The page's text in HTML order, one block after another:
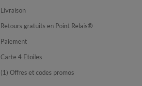
Livraison
Retours gratuits en Point Relais®
Paiement
Carte 4 Etoiles
(1) Offres et codes promos